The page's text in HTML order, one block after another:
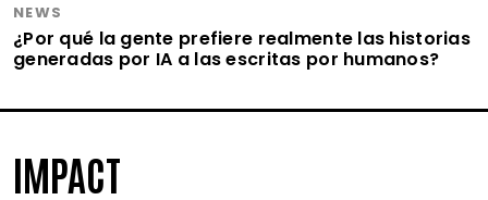
NEWS
¿Por qué la gente prefiere realmente las historias
generadas por IA a las escritas por humanos?
IMPACT